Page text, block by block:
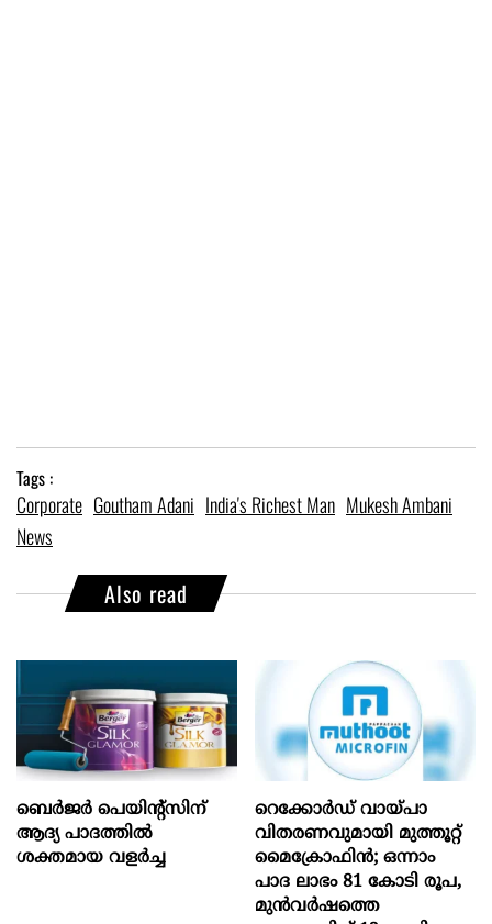
Tags :
Corporate Goutham Adani India's Richest Man Mukesh Ambani
News
Also read
ബെർജർ പെയിന്റ്സിന്
ആദ്യ പാദത്തിൽ
ശക്തമായ വളർച്ച
റെക്കോർഡ് വായ്പാ
വിതരണവുമായി മുത്തൂറ്റ്
മൈക്രോഫിൻ; ഒന്നാം
പാദ ലാഭം 81 കോടി രൂപ,
മുൻവർഷത്തെ